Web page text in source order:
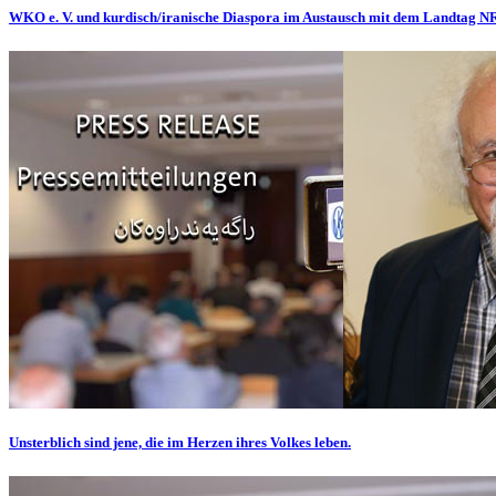
WKO e. V. und kurdisch/iranische Diaspora im Austausch mit dem Landtag
Unsterblich sind jene, die im Herzen ihres Volkes leben.